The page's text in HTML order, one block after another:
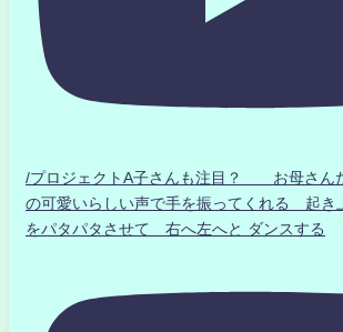
/プロジェクトA子さんも注目？ お母さん
の可愛いらしい声で手を振ってくれる 起き
をパタパタさせて 右へ左へと ダンスする